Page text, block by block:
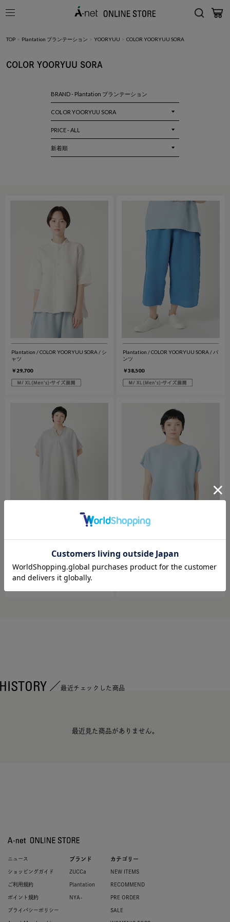
TOP > Plantation プランテーション > YOORYUU > COLOR YOORYUU SORA
COLOR YOORYUU SORA
BRAND - Plantation プランテーション
Plantation / COLOR YOORYUU SORA / シ
ャツ
￥29,700
Plantation / COLOR YOORYUU SORA / パ
ンツ
￥38,500
Plantation / COLOR YOORYUU SORA / ワ
Plantation / COLOR YOORYUU T SORA /
￥25,300
最近チェックした商品
最近見た商品がありません。
ニュース
ショッピングガイド
ご利用規約
ポイント規約
プライバシーポリシー
ブランド
ZUCCa
Plantation
NYA-
カテゴリー
NEW ITEMS
RECOMMEND
PRE ORDER
SALE